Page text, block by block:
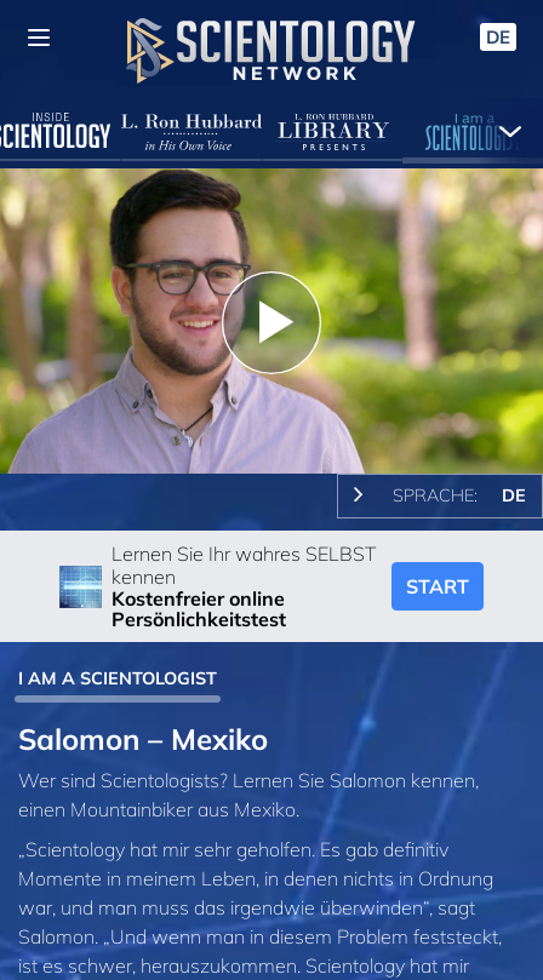
DE
Play
Video
SPRACHE: DE
Lernen Sie Ihr wahres SELBST
kennen
Kostenfreier online
Persönlichkeitstest
START
I AM A SCIENTOLOGIST
Salomon – Mexiko
Wer sind Scientologists? Lernen Sie Salomon kennen,
einen Mountainbiker aus Mexiko.
„Scientology hat mir sehr geholfen. Es gab definitiv
Momente in meinem Leben, in denen nichts in Ordnung
war, und man muss das irgendwie überwinden“, sagt
Salomon. „Und wenn man in diesem Problem feststeckt,
ist es schwer, herauszukommen. Scientology hat mir